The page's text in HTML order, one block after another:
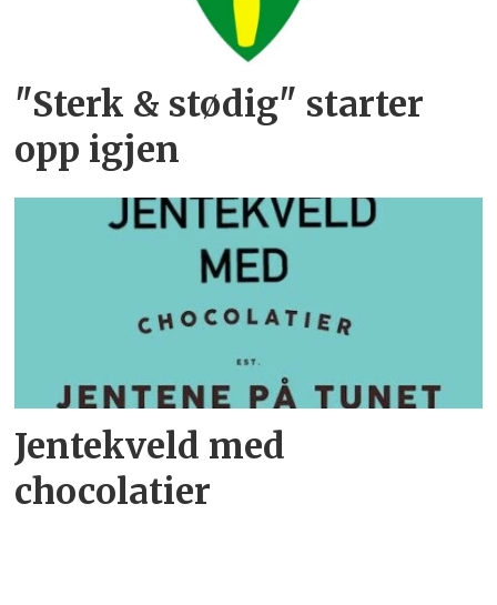
"Sterk & stødig" starter
opp igjen
Jentekveld med
chocolatier